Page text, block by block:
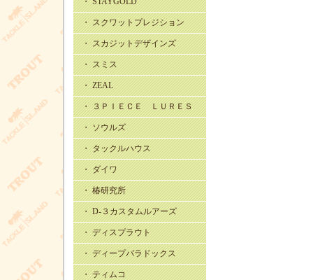
・ スクワットプレジション
・ スカジットデザインズ
・ スミス
・ ZEAL
・ ３ＰＩＥＣＥ ＬＵＲＥＳ
・ ソウルズ
・ タックルハウス
・ ダイワ
・ 椿研究所
・ D-３カスタムルアーズ
・ ディスプラウト
・ ディープパラドックス
・ ティムコ